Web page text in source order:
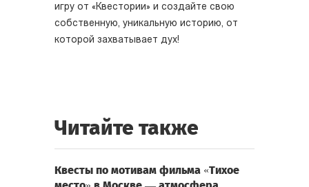
игру от «Квестории» и создайте свою
собственную, уникальную историю, от
которой захватывает дух!
Читайте также
Квесты по мотивам фильма «Тихое